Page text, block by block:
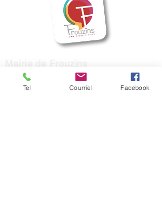
1, place de l'Hôtel de Ville - 31270
Frouzins
Tel Courriel Facebook